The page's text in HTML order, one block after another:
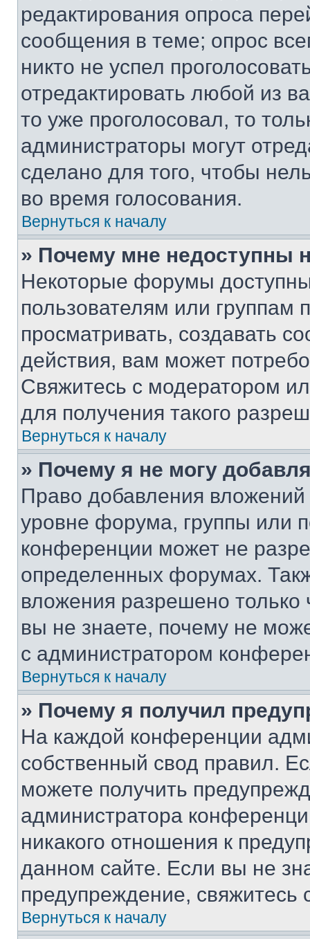
редактирования опроса
сообщения в теме; опрос
никто не успел
отредактировать любой из
то уже проголосовал, то
администраторы могут
сделано для того, чтобы
во время голосования.
Вернуться к началу
» Почему мне недоступны
Некоторые форумы
пользователям или группам
просматривать, создавать
действия, вам может
Свяжитесь с модератором
для получения такого
Вернуться к началу
» Почему я не могу
Право добавления
уровне форума, группы или
конференции может не
определенных форумах.
вложения разрешено
вы не знаете, почему не
с администратором
Вернуться к началу
» Почему я получил
На каждой конференции
собственный свод правил.
можете получить
администратора
никакого отношения к
данном сайте. Если вы не
предупреждение,
Вернуться к началу